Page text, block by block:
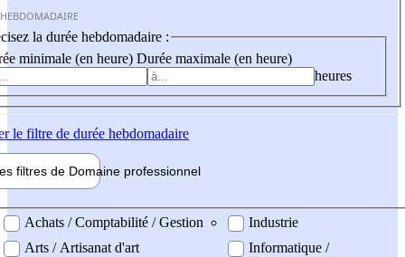
la durée hebdomadaire :
minimale (en heure) Durée maximale (en heure)
heures
le filtre de durée hebdomadaire
filtres de Domaine professionnel
professionel
Achats / Comptabilité / Gestion
Arts / Artisanat d'art
Industrie
Informatique /